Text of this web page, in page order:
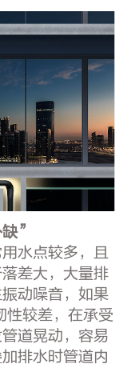
”
水点较多，且
差大，大量排
动噪音，如果
性较差，在承受
道晃动，容易
排水时管道内